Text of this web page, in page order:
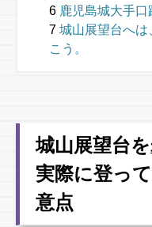
鹿児島城大手
城山展望台へ
こう。
城山展望台
実際に登っ
意点